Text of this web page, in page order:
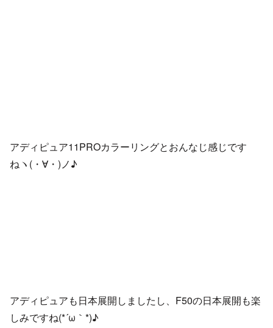
アディピュア11PROカラーリングとおんなじ感じです
ねヽ(・∀・)ノ♪
アディピュアも日本展開しましたし、F50の日本展開も楽
しみですね(*´ω｀*)♪